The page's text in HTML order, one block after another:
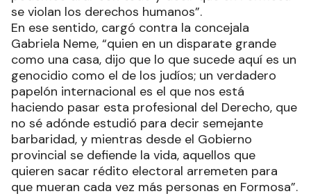
se violan los derechos humanos”.
En ese sentido, cargó contra la concejala
Gabriela Neme, “quien en un disparate grande
como una casa, dijo que lo que sucede aquí es un
genocidio como el de los judíos; un verdadero
papelón internacional es el que nos está
haciendo pasar esta profesional del Derecho, que
no sé adónde estudió para decir semejante
barbaridad, y mientras desde el Gobierno
provincial se defiende la vida, aquellos que
quieren sacar rédito electoral arremeten para
que mueran cada vez más personas en Formosa”.